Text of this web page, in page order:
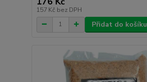
157 Kč bez DPH
Přidat do košíku